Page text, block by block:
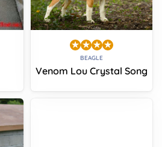
BEAGLE
Venom Lou Crystal Song